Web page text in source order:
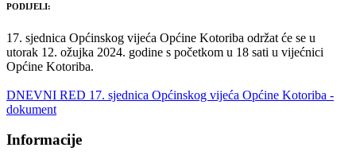
PODIJELI:
17. sjednica Općinskog vijeća Općine Kotoriba održat će se u
utorak 12. ožujka 2024. godine s početkom u 18 sati u vijećnici
Općine Kotoriba.
DNEVNI RED 17. sjednica Općinskog vijeća Općine Kotoriba -
dokument
Informacije